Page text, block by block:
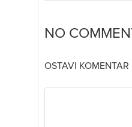
NO
OSTAVI KOMENTAR